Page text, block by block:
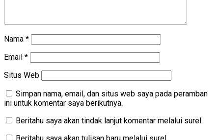
Nama *
Email *
Situs Web
Simpan nama, email, dan situs web saya pada peramban
ini untuk komentar saya berikutnya.
Beritahu saya akan tindak lanjut komentar melalui surel.